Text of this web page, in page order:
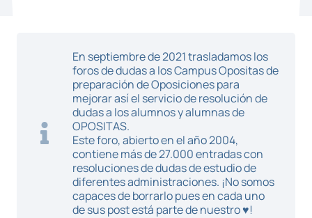
En septiembre de 2021 trasladamos los
foros de dudas a los Campus Opositas de
preparación de Oposiciones para
mejorar así el servicio de resolución de
dudas a los alumnos y alumnas de
OPOSITAS.
Este foro, abierto en el año 2004,
contiene más de 27.000 entradas con
resoluciones de dudas de estudio de
diferentes administraciones. ¡No somos
capaces de borrarlo pues en cada uno
de sus post está parte de nuestro ♥!